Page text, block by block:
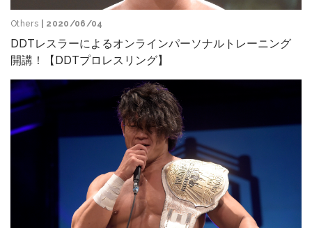
Others | 2020/06/04
DDTレスラーによるオンラインパーソナルトレーニング
開講！【DDTプロレスリング】